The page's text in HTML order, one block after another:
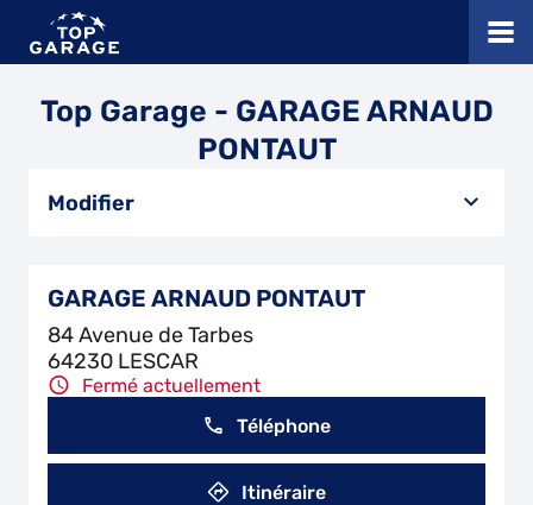
Top Garage - GARAGE ARNAUD
PONTAUT
Modifier
GARAGE ARNAUD PONTAUT
84 Avenue de Tarbes
64230 LESCAR
Fermé actuellement
Téléphone
Itinéraire